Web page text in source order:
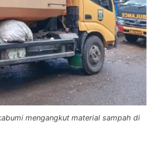
mengangkut material sampah di